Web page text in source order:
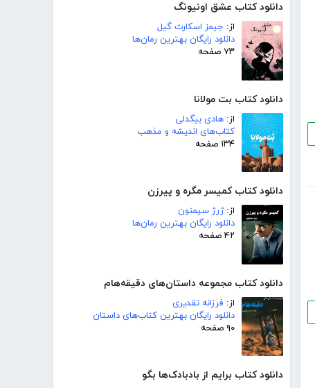
دانلود کتاب عشق اونیونگ
از: جیمز اسکارث گیل
دانلود رایگان بهترین رمان‌ها
۷۳ صفحه
دانلود کتاب بت مولانا
از: هادی بیگدلی
کتاب‌های اندیشه و مذهب
۱۳۴ صفحه
دانلود کتاب کمیسر مگره و پیرزن
از:ژرژ سیمنون
دانلود رایگان بهترین رمان‌ها
۴۲ صفحه
دانلود کتاب مجموعه داستان‌های دقیقه‌هام
از: فرزانه تقدیری
دانلود رایگان بهترین کتاب‌های داستان
۹۰ صفحه
دانلود کتاب برایم از بادبادک‌ها بگو